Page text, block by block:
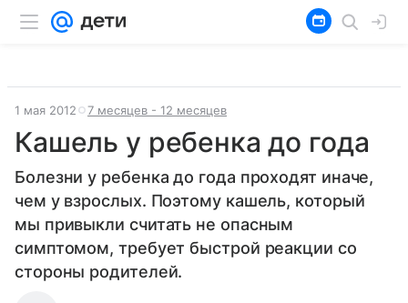
1 мая 2012 7 месяцев - 12 месяцев
Кашель у ребенка до года
Болезни у ребенка до года проходят иначе,
чем у взрослых. Поэтому кашель, который
мы привыкли считать не опасным
симптомом, требует быстрой реакции со
стороны родителей.